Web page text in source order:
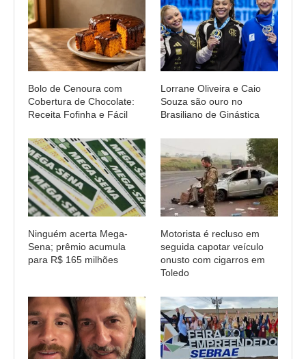
Bolo de Cenoura com
Cobertura de Chocolate:
Receita Fofinha e Fácil
Lorrane Oliveira e Caio
Souza são ouro no
Brasiliano de Ginástica
Ninguém acerta Mega-
Sena; prêmio acumula
para R$ 165 milhões
Motorista é recluso em
seguida capotar veículo
onusto com cigarros em
Toledo